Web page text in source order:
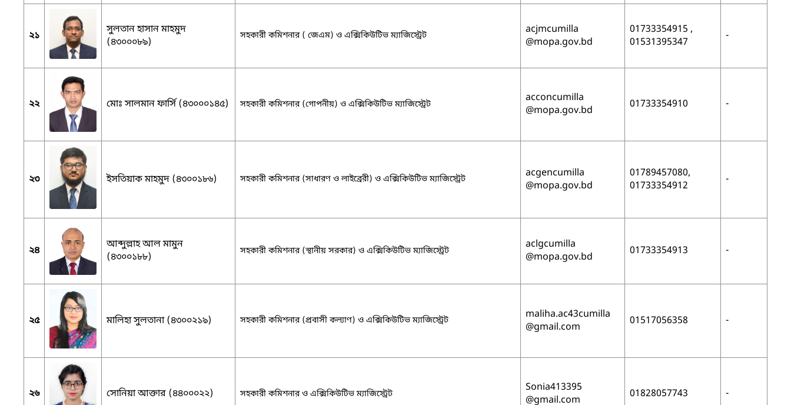
২১
সুলতান হাসান মাহমুদ
(৪৩০০০৮৯)
সহকারী কমিশনার ( জেএম) ও এক্সিকিউটিভ ম্যাজিস্ট্রেট
acjmcumilla
@mopa.gov.bd
01733354915 ,
01531395347
-
২২ মোঃ সালমান ফার্সি (৪৩০০০১৪৫) সহকারী কমিশনার (গোপনীয়) ও এক্সিকিউটিভ ম্যাজিস্ট্রেট
acconcumilla
@mopa.gov.bd
01733354910 -
২৩ ইসতিয়াক মাহমুদ (৪৩০০১৮৬) সহকারী কমিশনার (সাধারণ ও লাইব্রেরী) ও এক্সিকিউটিভ ম্যাজিস্ট্রেট
acgencumilla
@mopa.gov.bd
01789457080,
01733354912
-
২৪
আব্দুল্লাহ আল মামুন
(৪৩০০১৮৮)
সহকারী কমিশনার (স্থানীয় সরকার) ও এক্সিকিউটিভ ম্যাজিস্ট্রেট
aclgcumilla
@mopa.gov.bd
01733354913 -
২৫ মালিহা সুলতানা (৪৩০০২১৯) সহকারী কমিশনার (প্রবাসী কল্যাণ) ও এক্সিকিউটিভ ম্যাজিস্ট্রেট
maliha.ac43cumilla
@gmail.com
01517056358 -
২৬ সোনিয়া আক্তার (৪৪০০০২২) সহকারী কমিশনার ও এক্সিকিউটিভ ম্যাজিস্ট্রেট
Sonia413395
@gmail.com
01828057743 -